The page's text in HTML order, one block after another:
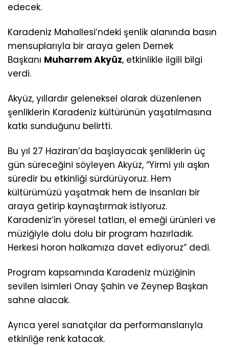
edecek.
Karadeniz Mahallesi’ndeki şenlik alanında basın
mensuplarıyla bir araya gelen Dernek
Başkanı Muharrem Akyüz, etkinlikle ilgili bilgi
verdi.
Akyüz, yıllardır geleneksel olarak düzenlenen
şenliklerin Karadeniz kültürünün yaşatılmasına
katkı sunduğunu belirtti.
Bu yıl 27 Haziran’da başlayacak şenliklerin üç
gün süreceğini söyleyen Akyüz, “Yirmi yılı aşkın
süredir bu etkinliği sürdürüyoruz. Hem
kültürümüzü yaşatmak hem de insanları bir
araya getirip kaynaştırmak istiyoruz.
Karadeniz’in yöresel tatları, el emeği ürünleri ve
müziğiyle dolu dolu bir program hazırladık.
Herkesi horon halkamıza davet ediyoruz” dedi.
Program kapsamında Karadeniz müziğinin
sevilen isimleri Onay Şahin ve Zeynep Başkan
sahne alacak.
Ayrıca yerel sanatçılar da performanslarıyla
etkinliğe renk katacak.